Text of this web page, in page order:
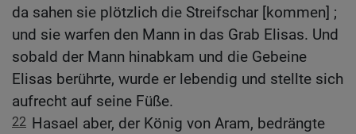
da sahen sie plötzlich die Streifschar [kommen] ;
und sie warfen den Mann in das Grab Elisas. Und
sobald der Mann hinabkam und die Gebeine
Elisas berührte, wurde er lebendig und stellte sich
aufrecht auf seine Füße.
22 Hasael aber, der König von Aram, bedrängte